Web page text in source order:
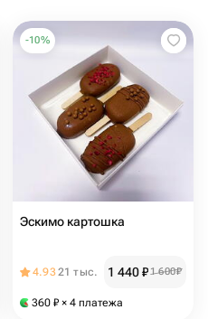
-10%
Эскимо картошка
4.9321 тыс. 1 440₽1 600₽
360 ₽ × 4 платежа